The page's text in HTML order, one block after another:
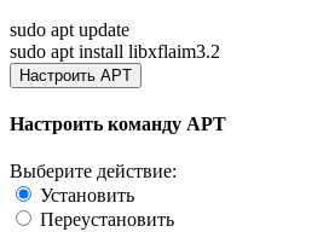
sudo apt update
sudo apt install libxflaim3.2
Настроить APT
Настроить команду APT
Выберите действие:
Установить
Переустановить